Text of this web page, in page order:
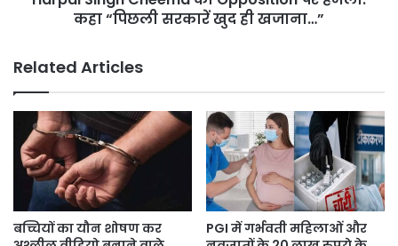
कहा “पिछली सरकारें खुद ही खजाना…”
Related Articles
बच्चियों का यौन शोषण कर
PGI में गर्भवती महिलाओं और